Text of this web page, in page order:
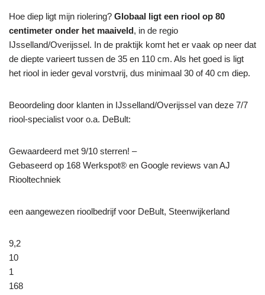
Hoe diep ligt mijn riolering? Globaal ligt een riool op 80
centimeter onder het maaiveld, in de regio
IJsselland/Overijssel. In de praktijk komt het er vaak op neer dat
de diepte varieert tussen de 35 en 110 cm. Als het goed is ligt
het riool in ieder geval vorstvrij, dus minimaal 30 of 40 cm diep.
Beoordeling door klanten in IJsselland/Overijssel van deze 7/7
riool-specialist voor o.a. DeBult:
Gewaardeerd met 9/10 sterren! –
Gebaseerd op 168 Werkspot® en Google reviews van AJ
Riooltechniek
een aangewezen rioolbedrijf voor DeBult, Steenwijkerland
9,2
10
1
168